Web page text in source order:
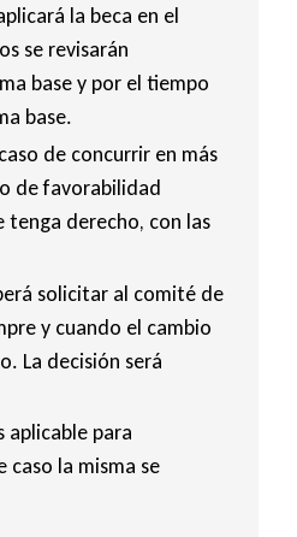
la beca en el
se revisarán
base y por el tiempo
base.
de concurrir en más
de favorabilidad
derecho, con las
solicitar al comité de
y cuando el cambio
La decisión será
aplicable para
caso la misma se